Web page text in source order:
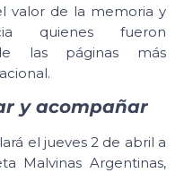
valor de la memoria y
quienes fueron
las páginas más
y acompañar
el jueves 2 de abril a
Malvinas Argentinas,